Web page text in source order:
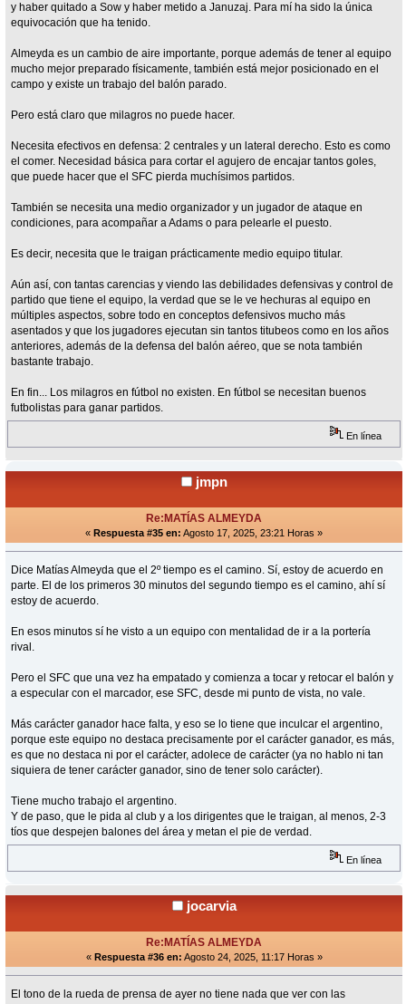
y haber quitado a Sow y haber metido a Januzaj. Para mí ha sido la única
equivocación que ha tenido.
Almeyda es un cambio de aire importante, porque además de tener al equipo
mucho mejor preparado físicamente, también está mejor posicionado en el
campo y existe un trabajo del balón parado.
Pero está claro que milagros no puede hacer.
Necesita efectivos en defensa: 2 centrales y un lateral derecho. Esto es como
el comer. Necesidad básica para cortar el agujero de encajar tantos goles,
que puede hacer que el SFC pierda muchísimos partidos.
También se necesita una medio organizador y un jugador de ataque en
condiciones, para acompañar a Adams o para pelearle el puesto.
Es decir, necesita que le traigan prácticamente medio equipo titular.
Aún así, con tantas carencias y viendo las debilidades defensivas y control de
partido que tiene el equipo, la verdad que se le ve hechuras al equipo en
múltiples aspectos, sobre todo en conceptos defensivos mucho más
asentados y que los jugadores ejecutan sin tantos titubeos como en los años
anteriores, además de la defensa del balón aéreo, que se nota también
bastante trabajo.
En fin... Los milagros en fútbol no existen. En fútbol se necesitan buenos
futbolistas para ganar partidos.
En línea
jmpn
Re:MATÍAS ALMEYDA
« Respuesta #35 en: Agosto 17, 2025, 23:21 Horas »
Dice Matías Almeyda que el 2º tiempo es el camino. Sí, estoy de acuerdo en
parte. El de los primeros 30 minutos del segundo tiempo es el camino, ahí sí
estoy de acuerdo.
En esos minutos sí he visto a un equipo con mentalidad de ir a la portería
rival.
Pero el SFC que una vez ha empatado y comienza a tocar y retocar el balón y
a especular con el marcador, ese SFC, desde mi punto de vista, no vale.
Más carácter ganador hace falta, y eso se lo tiene que inculcar el argentino,
porque este equipo no destaca precisamente por el carácter ganador, es más,
es que no destaca ni por el carácter, adolece de carácter (ya no hablo ni tan
siquiera de tener carácter ganador, sino de tener solo carácter).
Tiene mucho trabajo el argentino.
Y de paso, que le pida al club y a los dirigentes que le traigan, al menos, 2-3
tíos que despejen balones del área y metan el pie de verdad.
En línea
jocarvia
Re:MATÍAS ALMEYDA
« Respuesta #36 en: Agosto 24, 2025, 11:17 Horas »
El tono de la rueda de prensa de ayer no tiene nada que ver con las